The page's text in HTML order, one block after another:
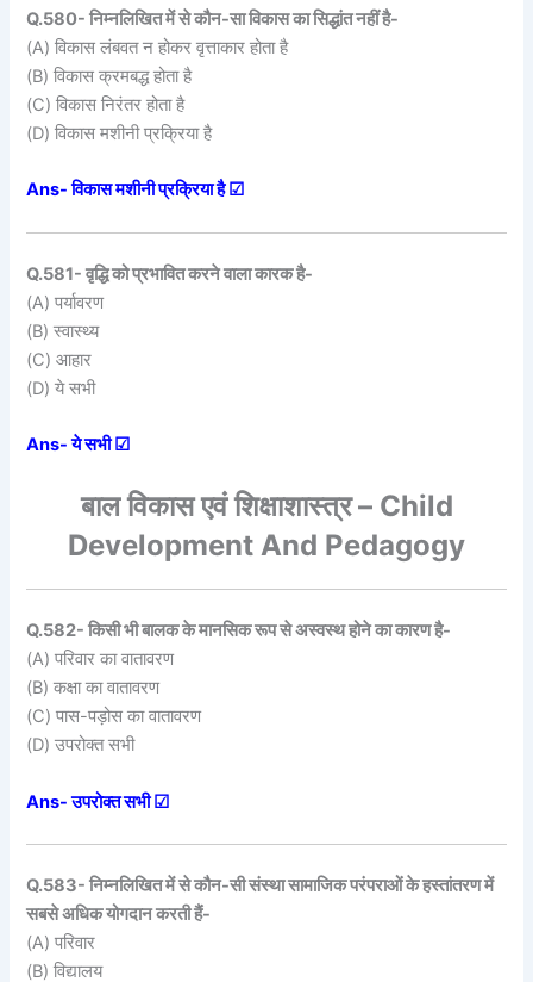
Q.580- निम्नलिखित में से कौन-सा विकास का सिद्धांत नहीं है-
(A) विकास लंबवत न होकर वृत्ताकार होता है
(B) विकास क्रमबद्ध होता है
(C) विकास निरंतर होता है
(D) विकास मशीनी प्रक्रिया है
Ans- विकास मशीनी प्रक्रिया है ☑
Q.581- वृद्धि को प्रभावित करने वाला कारक है-
(A) पर्यावरण
(B) स्वास्थ्य
(C) आहार
(D) ये सभी
Ans- ये सभी ☑
बाल विकास एवं शिक्षाशास्त्र – Child
Development And Pedagogy
Q.582- किसी भी बालक के मानसिक रूप से अस्वस्थ होने का कारण है-
(A) परिवार का वातावरण
(B) कक्षा का वातावरण
(C) पास-पड़ोस का वातावरण
(D) उपरोक्त सभी
Ans- उपरोक्त सभी ☑
Q.583- निम्नलिखित में से कौन-सी संस्था सामाजिक परंपराओं के हस्तांतरण में
सबसे अधिक योगदान करती हैं-
(A) परिवार
(B) विद्यालय